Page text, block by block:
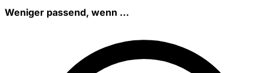
Weniger passend, wenn …